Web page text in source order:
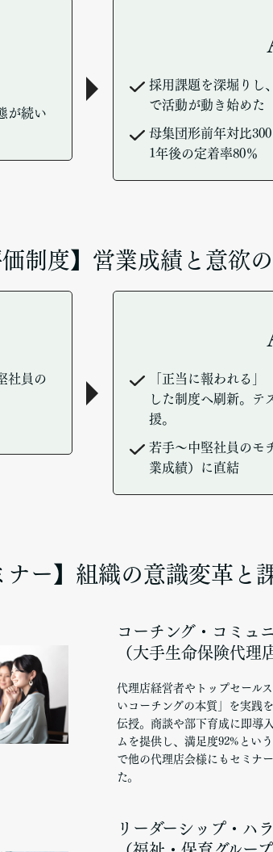
が続い
採用課題を深堀りし
で活動が動き始めた
母集団形前年対比
1年後の定着率80％
制度】営業成績と意欲
社員の
「正当に報われる
した制度へ刷新。テ
援。
若手～中堅社員のモ
業成績）に直結
ナー】組織の意識変革と
コーチング・コミュ
（大手生命保険代理
代理店経営者やトップセール
いコーチングの本質」を実践
伝授。商談や部下育成に即導
ムを提供し、満足度92%とい
で他の代理店会様にもセミナ
た。
リーダーシップ・ハ